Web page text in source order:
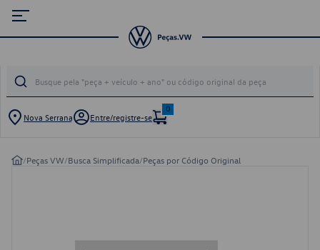
Nova Serrana Entre/registre-se
0
/Peças VW/Busca Simplificada/Peças por Código Original